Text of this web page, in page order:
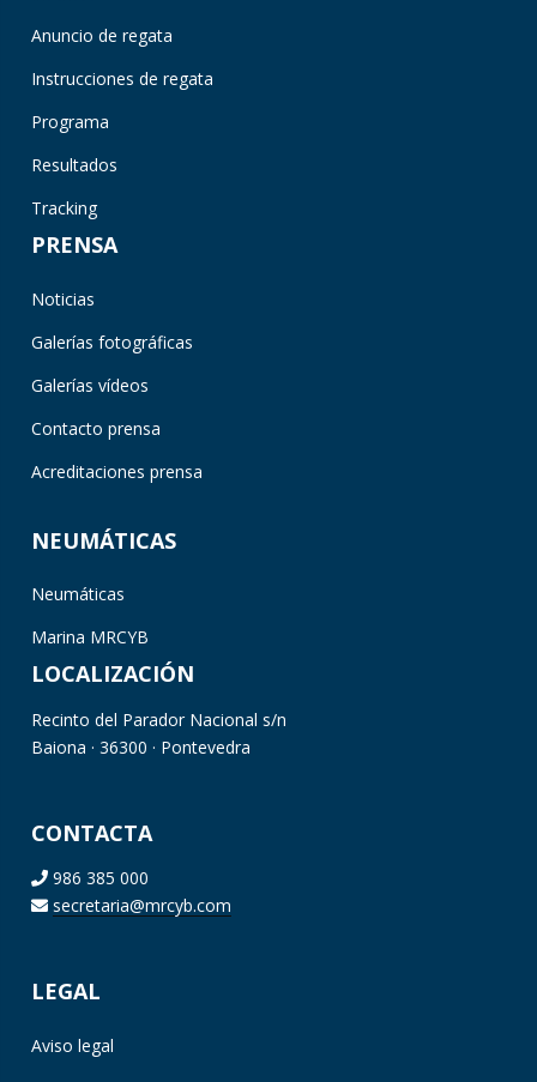
Anuncio de regata
Instrucciones de regata
Programa
Resultados
Tracking
PRENSA
Noticias
Galerías fotográficas
Galerías vídeos
Contacto prensa
Acreditaciones prensa
NEUMÁTICAS
Neumáticas
Marina MRCYB
LOCALIZACIÓN
Recinto del Parador Nacional s/n
Baiona · 36300 · Pontevedra
CONTACTA
986 385 000
secretaria@mrcyb.com
LEGAL
Aviso legal